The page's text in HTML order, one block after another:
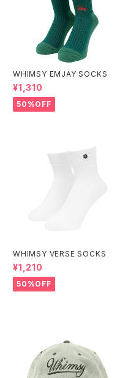
WHIMSY EMJAY SOCKS
¥1,310
50%OFF
WHIMSY VERSE SOCKS
¥1,210
50%OFF